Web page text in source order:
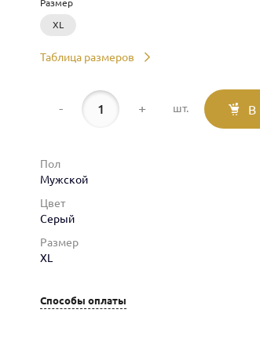
Размер
XL
Таблица размеров
- + шт. В
Пол
Мужской
Цвет
Серый
Размер
XL
Способы оплаты